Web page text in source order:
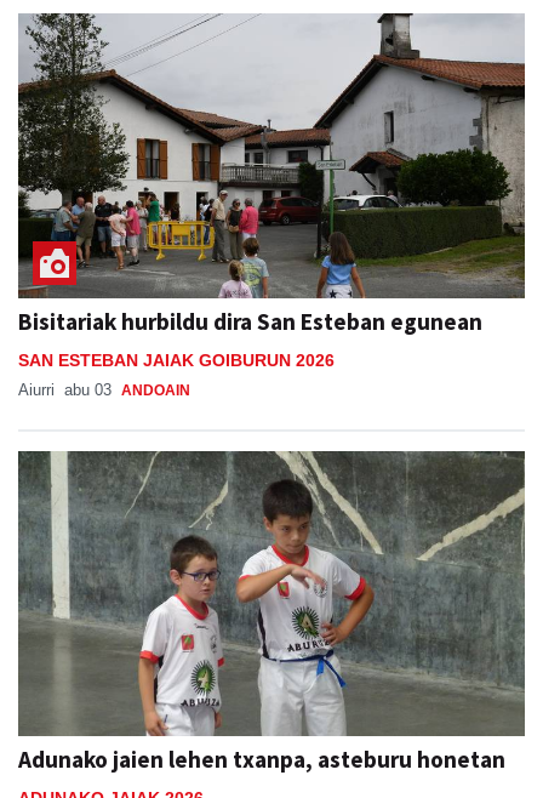
Bisitariak hurbildu dira San Esteban egunean
SAN ESTEBAN JAIAK GOIBURUN 2026
Aiurri abu 03 ANDOAIN
Adunako jaien lehen txanpa, asteburu honetan